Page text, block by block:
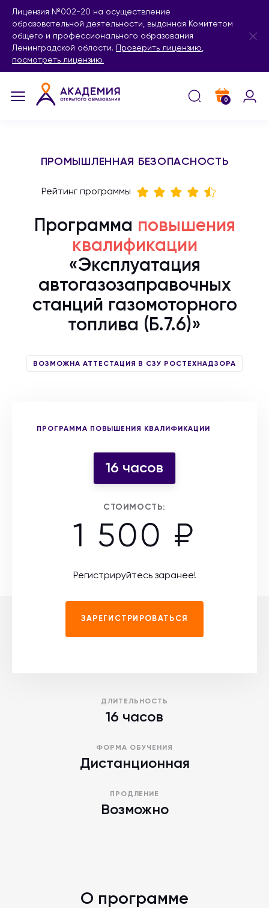
Лицензия №002-20 на осуществление
образовательной деятельности, выданная Комитетом
общего и профессионального образования
Ленинградской области.
Проверить лицензию,
посмотреть лицензию.
0
ПРОМЫШЛЕННАЯ БЕЗОПАСНОСТЬ
Рейтинг программы
Программа повышения
квалификации
«Эксплуатация
автогазозаправочных
станций газомоторного
топлива (Б.7.6)»
ВОЗМОЖНА АТТЕСТАЦИЯ В СЗУ РОСТЕХНАДЗОРА
ПРОГРАММА ПОВЫШЕНИЯ КВАЛИФИКАЦИИ
Выберите форму участия
16 часов
СТОИМОСТЬ:
1 500 ₽
Регистрируйтесь заранее!
ЗАРЕГИСТРИРОВАТЬСЯ
ДЛИТЕЛЬНОСТЬ
16 часов
ФОРМА ОБУЧЕНИЯ
Дистанционная
ПРОДЛЕНИЕ
Возможно
О программе